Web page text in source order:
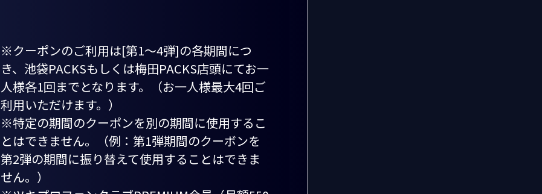
※クーポンのご利用は[第1～4弾]の各期間につ
き、池袋PACKSもしくは梅田PACKS店頭にてお一
人様各1回までとなります。（お一人様最大4回ご
利用いただけます。）
※特定の期間のクーポンを別の期間に使用するこ
とはできません。（例：第1弾期間のクーボンを
第2弾の期間に振り替えて使用することはできま
せん。）